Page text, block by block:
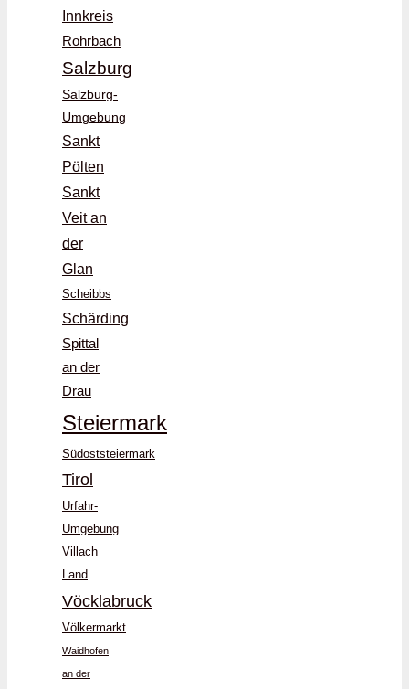
Innkreis
Rohrbach
Salzburg
Salzburg-
Umgebung
Sankt
Pölten
Sankt
Veit an
der
Glan
Scheibbs
Schärding
Spittal
an der
Drau
Steiermark
Südoststeiermark
Tirol
Urfahr-
Umgebung
Villach
Land
Vöcklabruck
Völkermarkt
Waidhofen
an der